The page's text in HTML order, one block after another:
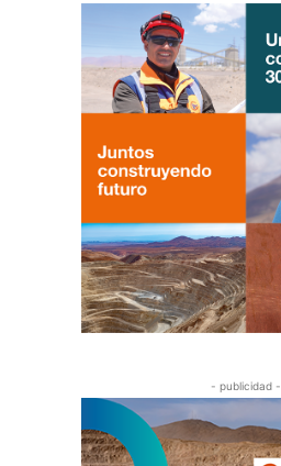
- publicidad -